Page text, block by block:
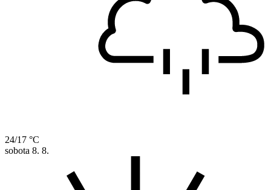
24/17 °C
sobota 8. 8.